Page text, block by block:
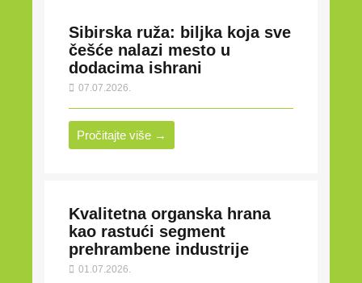
Sibirska ruža: biljka koja sve
češće nalazi mesto u
dodacima ishrani
07.07.2026.
Pročitajte više →
Kvalitetna organska hrana
kao rastući segment
prehrambene industrije
01.07.2026.